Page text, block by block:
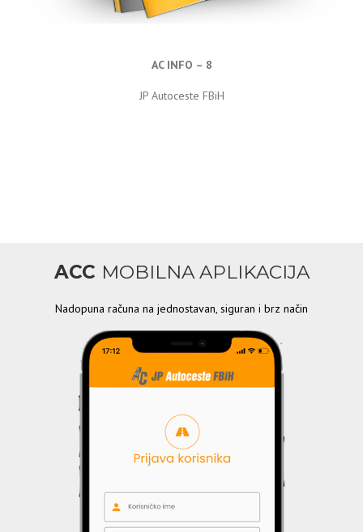
AC INFO – 8
JP Autoceste FBiH
ACC MOBILNA APLIKACIJA
Nadopuna računa na jednostavan, siguran i brz način